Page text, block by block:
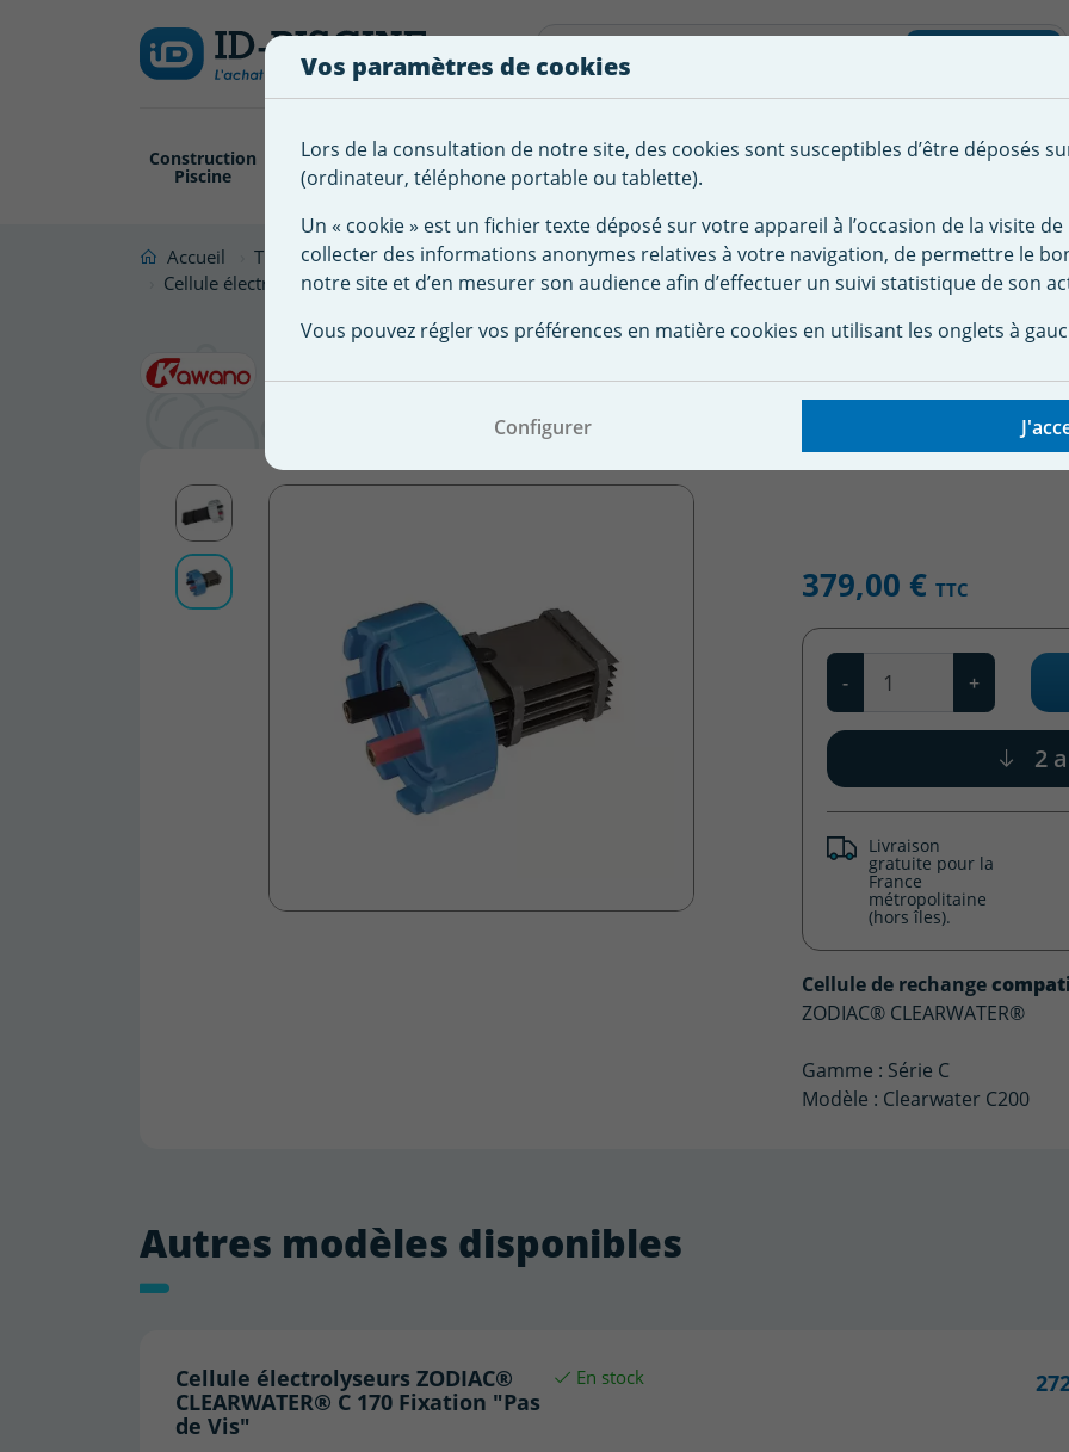
Construction
Piscine
Revêtement
Piscine
Pompe
Filtration
Traitement de
l'eau
Robot
Piscine
Chauffage & Couverture Autour de la
Accueil Traitement eau pour piscine Cellule Electrolyseur
Cellule Zodiac Clearwater
Cellule électrolyseurs ZODIAC® CLEARWATER® C 200 Fixation "Pas de Vis"
Cellule électrolyseurs ZODIAC®
200 Fixation "Pas de Vis"
379,00 € TTC
Qté
- +
2
Livraison
gratuite pour la
France
métropolitaine
(hors îles).
Cellule de rechange
ZODIAC® CLEARWATER®
Gamme : Série C
Modèle : Clearwater C200
Autres modèles disponibles
Cellule électrolyseurs ZODIAC®
CLEARWATER® C 170 Fixation "Pas
de Vis"
En stock
Vos paramètres de cookies
Lors de la consultation de notre site, des cookies sont susceptibles d’être déposés
(ordinateur, téléphone portable ou tablette).
Un « cookie » est un fichier texte déposé sur votre appareil à l’occasion de la visite
collecter des informations anonymes relatives à votre navigation, de permettre le
notre site et d’en mesurer son audience afin d’effectuer un suivi statistique de son
Vous pouvez régler vos préférences en matière cookies en utilisant les onglets à
Configurer